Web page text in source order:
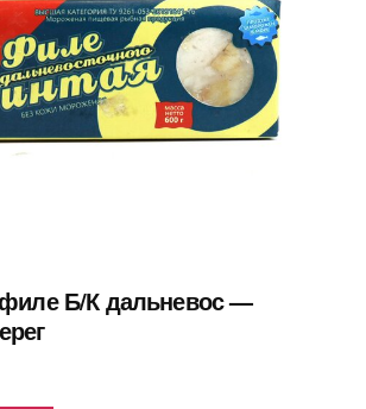
Б/К дальневос —